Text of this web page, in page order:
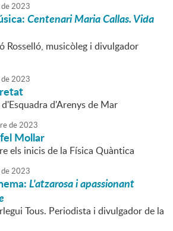
de2023
Centenari Maria Callas. Vida
Rosselló, musicòleg i divulgador
de2023
d'Arenys de Mar
de2023
Mollar
els inicis de la Física Quàntica
de2023
L'atzarosa i apassionant
Tous. Periodista i divulgador de la